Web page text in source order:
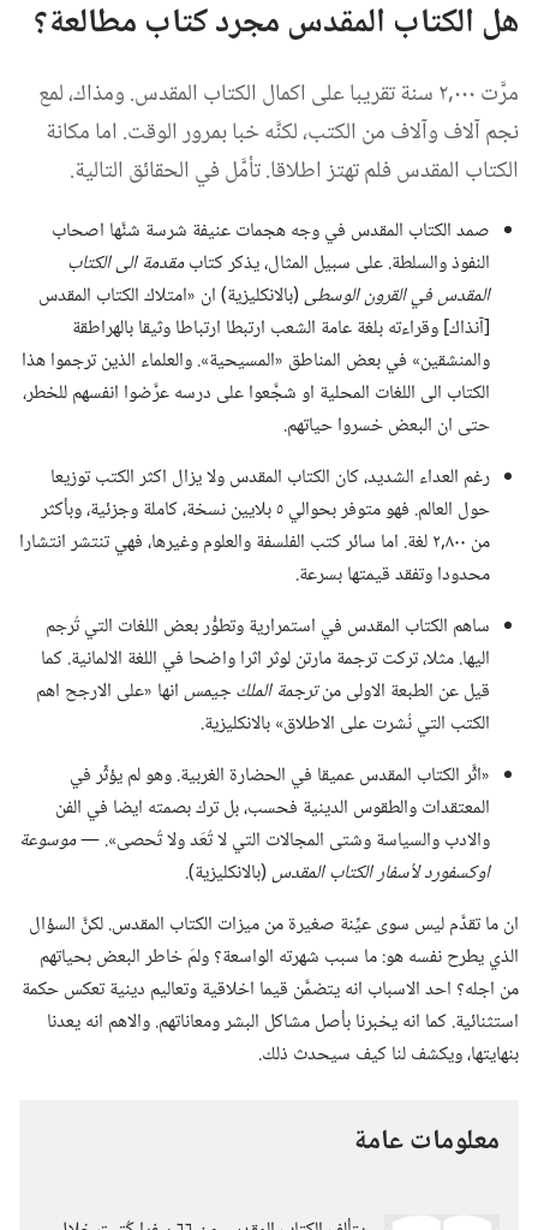
هل الكتاب المقدس مجرد كتاب مطالعة؟‏
مرَّت ٠٠٠‏,٢ سنة تقريبا على اكمال الكتاب المقدس.‏ ومذاك،‏ لمع
نجم آلاف وآلاف من الكتب،‏ لكنَّه خبا بمرور الوقت.‏ اما مكانة
الكتاب المقدس فلم تهتز اطلاقا.‏ تأمَّل في الحقائق التالية.‏
صمد الكتاب المقدس في وجه هجمات عنيفة شرسة شنَّها اصحاب
النفوذ والسلطة.‏ على سبيل المثال،‏ يذكر كتابمقدمة الى الكتاب
المقدس في القرون الوسطى(‏بالانكليزية)‏ ان «امتلاك الكتاب المقدس
[آنذاك] وقراءته بلغة عامة الشعب ارتبطا ارتباطا وثيقا بالهراطقة
والمنشقين» في بعض المناطق «المسيحية».‏ والعلماء الذين ترجموا هذا
الكتاب الى اللغات المحلية او شجَّعوا على درسه عرَّضوا انفسهم للخطر،‏
حتى ان البعض خسروا حياتهم.‏
رغم العداء الشديد،‏ كان الكتاب المقدس ولا يزال اكثر الكتب توزيعا
حول العالم.‏ فهو متوفر بحوالي ٥ بلايين نسخة،‏ كاملة وجزئية،‏ وبأكثر
من ٨٠٠‏,٢ لغة.‏ اما سائر كتب الفلسفة والعلوم وغيرها،‏ فهي تنتشر انتشارا
محدودا وتفقد قيمتها بسرعة.‏
ساهم الكتاب المقدس في استمرارية وتطوُّر بعض اللغات التي تُرجم
اليها.‏ مثلا،‏ تركت ترجمة مارتن لوثر اثرا واضحا في اللغة الالمانية.‏ كما
قيل عن الطبعة الاولى منترجمة الملك جيمسانها «على الارجح اهم
الكتب التي نُشرت على الاطلاق» بالانكليزية.‏
«اثَّر الكتاب المقدس عميقا في الحضارة الغربية.‏ وهو لم يؤثِّر في
المعتقدات والطقوس الدينية فحسب،‏ بل ترك بصمته ايضا في الفن
والادب والسياسة وشتى المجالات التي لا تُعَد ولا تُحصى».‏ —‏موسوعة
اوكسفورد لأسفار الكتاب المقدس(‏بالانكليزية)‏.‏
ان ما تقدَّم ليس سوى عيِّنة صغيرة من ميزات الكتاب المقدس.‏ لكنَّ السؤال
الذي يطرح نفسه هو:‏ ما سبب شهرته الواسعة؟‏ ولمَ خاطر البعض بحياتهم
من اجله؟‏ احد الاسباب انه يتضمَّن قيما اخلاقية وتعاليم دينية تعكس حكمة
استثنائية.‏ كما انه يخبرنا بأصل مشاكل البشر ومعاناتهم.‏ والاهم انه يعدنا
بنهايتها،‏ ويكشف لنا كيف سيحدث ذلك.‏
معلومات عامة